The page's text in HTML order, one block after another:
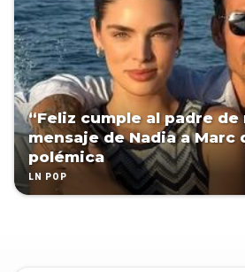
“Feliz cumple al padre de
mensaje de Nadia a Marc
polémica
LN POP